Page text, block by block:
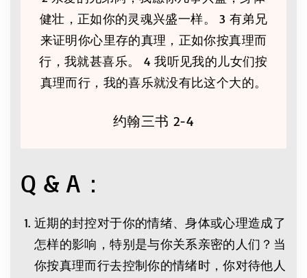
健壮，正如你的灵魂兴盛一样。 3 有弟兄
来证明你心里存的真理，正如你按真理而
行，我就甚喜乐。 4 我听见我的儿女们按
真理而行，我的喜乐就没有比这个大的。
约翰三书 2-4
Q & A：
近期的封控对于你的情绪、身体或心理造成了
怎样的影响，特别是与你关系亲密的人们？当
你按真理而行去控制你的情绪时，你对待他人